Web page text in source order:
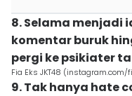
8. Selama menjadi
komentar buruk
pergi ke psikiater
Fia Eks JKT48
9. Tak hanya hate